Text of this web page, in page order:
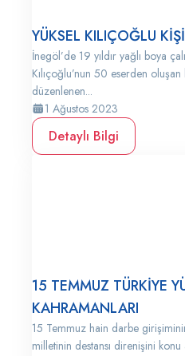
YÜKSEL KILIÇOĞLU
İnegöl’de 19 yıldır yağlı boya
Kılıçoğlu’nun 50 eserden
düzenlenen...
1 Ağustos 2023
Detaylı Bilgi
15 TEMMUZ TÜRKİYE
KAHRAMANLARI
15 Temmuz hain darbe
milletinin destansı direnişini